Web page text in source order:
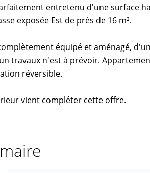
entretenu d'une surface
exposée Est de près de 16 m².
équipé et aménagé,
travaux n'est à prévoir.
réversible.
vient compléter cette offre.